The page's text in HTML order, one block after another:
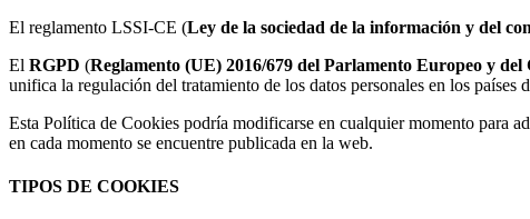
El reglamento LSSI-CE (Ley de la sociedad de la información y del
El RGPD (Reglamento (UE) 2016/679 del Parlamento Europeo y
unifica la regulación del tratamiento de los datos personales en los países
Esta Política de Cookies podría modificarse en cualquier momento para
en cada momento se encuentre publicada en la web.
TIPOS DE COOKIES